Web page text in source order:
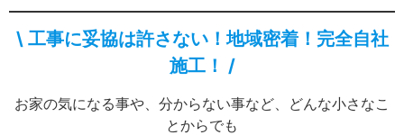
\ 工事に妥協は許さない！地域密着！完全自社
施工！ /
お家の気になる事や、分からない事など、どんな小さなこ
とからでも